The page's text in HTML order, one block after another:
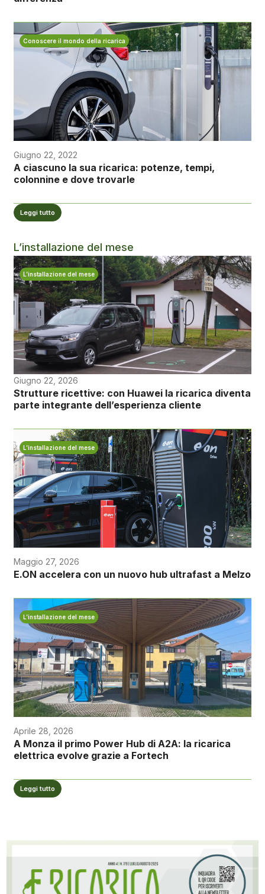
Conoscere il mondo della ricarica
Giugno 22, 2022
A ciascuno la sua ricarica: potenze, tempi,
colonnine e dove trovarle
Leggi tutto
L’installazione del mese
L’installazione del mese
Giugno 22, 2026
Strutture ricettive: con Huawei la ricarica diventa
parte integrante dell’esperienza cliente
L’installazione del mese
Maggio 27, 2026
E.ON accelera con un nuovo hub ultrafast a Melzo
L’installazione del mese
Aprile 28, 2026
A Monza il primo Power Hub di A2A: la ricarica
elettrica evolve grazie a Fortech
Leggi tutto